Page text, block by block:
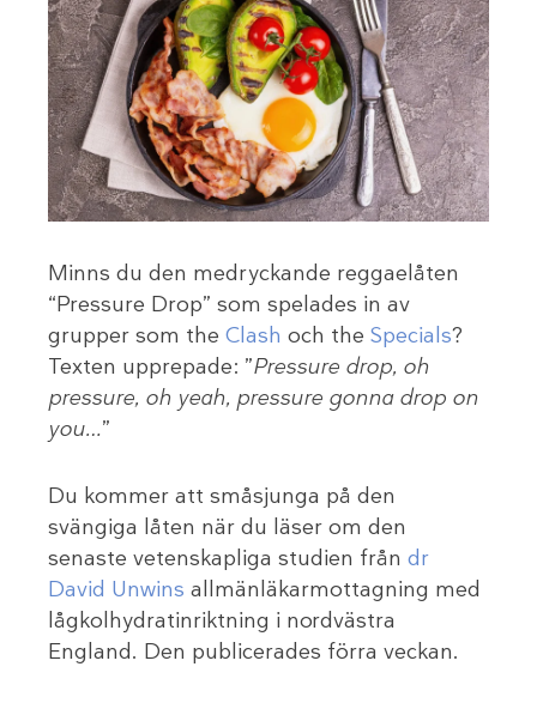
Minns du den medryckande reggaelåten
“Pressure Drop” som spelades in av
grupper som the Clash och the Specials?
Texten upprepade: ”Pressure drop, oh
pressure, oh yeah, pressure gonna drop on
you…”
Du kommer att småsjunga på den
svängiga låten när du läser om den
senaste vetenskapliga studien från dr
David Unwins allmänläkarmottagning med
lågkolhydratinriktning i nordvästra
England. Den publicerades förra veckan.